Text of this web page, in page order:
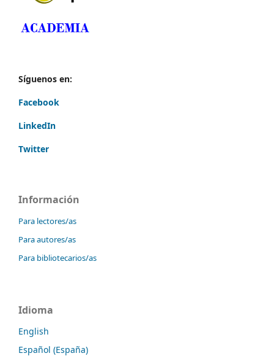
Síguenos en:
Facebook
LinkedIn
Twitter
Información
Para lectores/as
Para autores/as
Para bibliotecarios/as
Idioma
English
Español (España)